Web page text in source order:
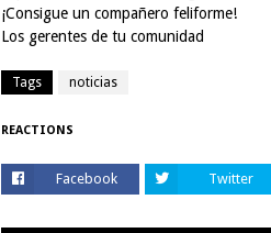
¡Consigue un compañero feliforme!
Los gerentes de tu comunidad
Tags noticias
REACTIONS
Facebook Twitter